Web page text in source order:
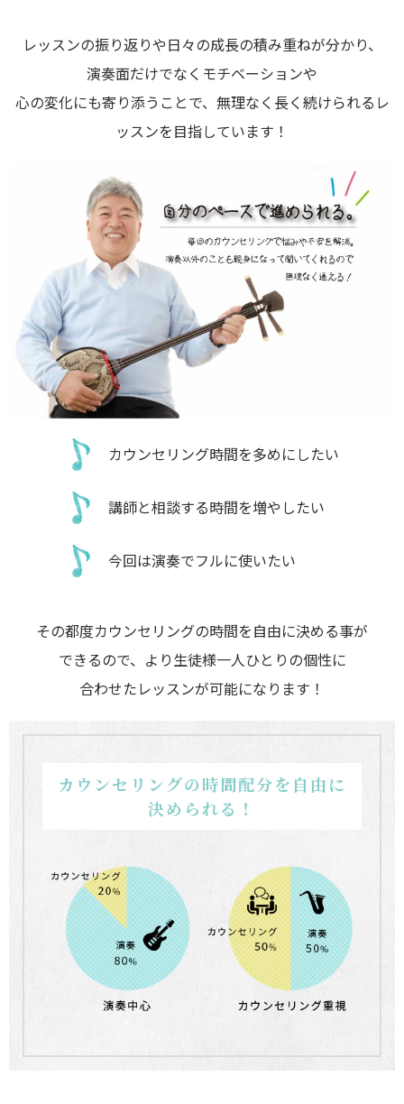
レッスンの振り返りや日々の成長の積み重ねが分かり、
演奏面だけでなくモチベーションや
心の変化にも寄り添うことで、無理なく長く続けられるレ
ッスンを目指しています！
カウンセリング時間を多めにしたい
講師と相談する時間を増やしたい
今回は演奏でフルに使いたい
その都度カウンセリングの時間を自由に決める事が
できるので、より生徒様一人ひとりの個性に
合わせたレッスンが可能になります！
カウンセリングの時間配分を自由に
決められる！